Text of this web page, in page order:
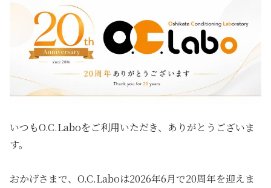
いつもO.C.Laboをご利用いただき、ありがとうございま
す。
おかげさまで、O.C.Laboは2026年6月で20周年を迎えま